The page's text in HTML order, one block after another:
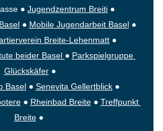
● Jugendzentrum Breiti ●
● Mobile Jugendarbeit Basel ●
Breite-Lehenmatt ●
beider Basel ● ​ Parkspielgruppe
Glückskäfer ●
Basel ● Senevita Gellertblick ●
● Rheinbad Breite ● Treffpunkt
Breite ●